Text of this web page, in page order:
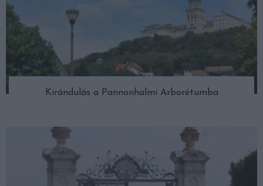
Kirándulás a Pannonhalmi Arborétumba